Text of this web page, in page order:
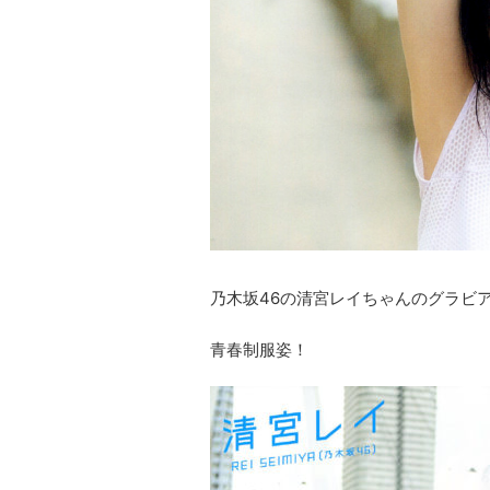
乃木坂46の清宮レイちゃんのグラビ
青春制服姿！